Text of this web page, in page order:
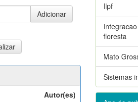
Autor(es)
Ilpf
floresta
Mato
Sistemas